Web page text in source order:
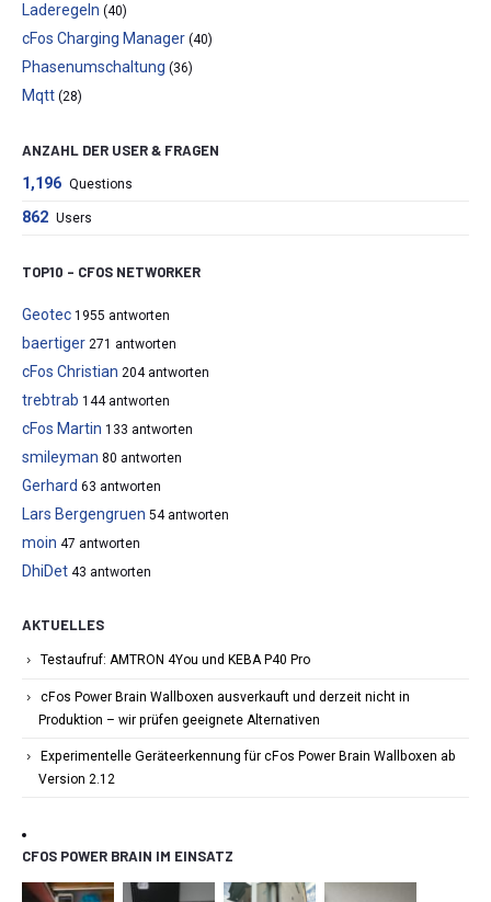
Laderegeln (40)
cFos Charging Manager (40)
Phasenumschaltung (36)
Mqtt (28)
ANZAHL DER USER & FRAGEN
1,196 Questions
862 Users
TOP10 – CFOS NETWORKER
Geotec 1955 antworten
baertiger 271 antworten
cFos Christian 204 antworten
trebtrab 144 antworten
cFos Martin 133 antworten
smileyman 80 antworten
Gerhard 63 antworten
Lars Bergengruen 54 antworten
moin 47 antworten
DhiDet 43 antworten
AKTUELLES
Testaufruf: AMTRON 4You und KEBA P40 Pro
cFos Power Brain Wallboxen ausverkauft und derzeit nicht in
Produktion – wir prüfen geeignete Alternativen
Experimentelle Geräteerkennung für cFos Power Brain Wallboxen ab
Version 2.12
CFOS POWER BRAIN IM EINSATZ